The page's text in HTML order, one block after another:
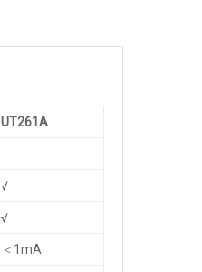
UT261A
√
√
＜1mA